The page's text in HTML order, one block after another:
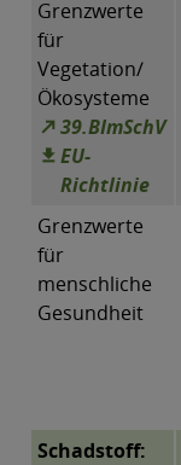
Grenzwerte
für
Vegetation/
Ökosysteme
39.BImSchV
EU-
Richtlinie
Grenzwerte
für
menschliche
Gesundheit
Schadstoff: